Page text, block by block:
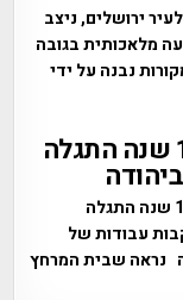
ירושלים, ניצב
מלאכותית בגובה
נבנה על ידי
בית מרחץ בן 1600 שנה התגלה
בית מרחץ מרשים בן כ-1600 שנה התגלה
עבודות של
נראה שבית המרחץ